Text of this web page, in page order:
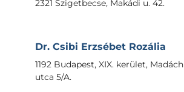
2321 Szigetbecse, Makádi u. 42.
Dr. Csibi Erzsébet Rozália
1192 Budapest, XIX. kerület, Madách
utca 5/A.